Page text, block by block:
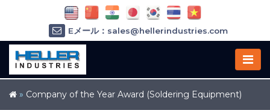
» Company of the Year Award (Soldering Equipment)
Eメール：sales@hellerindustries.com
Eメール：service@hellerindustries.com